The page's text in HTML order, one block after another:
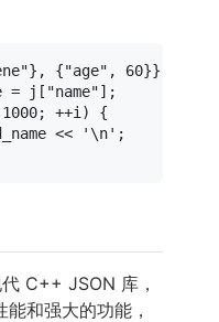
}, {"age" , 60
= j[ "name"
1000; ++i) {
<<
'\n' ;
C++ JSON 库，
和强大的功能，